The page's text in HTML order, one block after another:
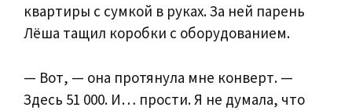
квартиры с сумкой в руках. За ней парень
Лёша тащил коробки с оборудованием.
— Вот, — она протянула мне конверт. —
Здесь 51 000. И… прости. Я не думала, что